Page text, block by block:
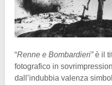
“Renne e Bombardieri”è il
fotografico in
dall’indubbia valenza